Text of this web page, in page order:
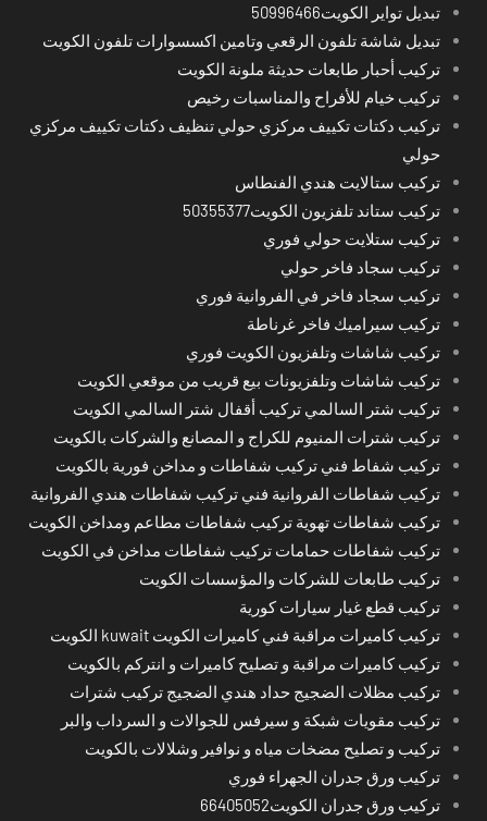
تبديل تواير الكويت50996466
تبديل شاشة تلفون الرقعي وتامين اكسسوارات تلفون الكويت
تركيب أحبار طابعات حديثة ملونة الكويت
تركيب خيام للأفراح والمناسبات رخيص
تركيب دكتات تكييف مركزي حولي تنظيف دكتات تكييف مركزي
حولي
تركيب ستالايت هندي الفنطاس
تركيب ستاند تلفزيون الكويت50355377
تركيب ستلايت حولي فوري
تركيب سجاد فاخر حولي
تركيب سجاد فاخر في الفروانية فوري
تركيب سيراميك فاخر غرناطة
تركيب شاشات وتلفزيون الكويت فوري
تركيب شاشات وتلفزيونات بيع قريب من موقعي الكويت
تركيب شتر السالمي تركيب أقفال شتر السالمي الكويت
تركيب شترات المنيوم للكراج و المصانع والشركات بالكويت
تركيب شفاط فني تركيب شفاطات و مداخن فورية بالكويت
تركيب شفاطات الفروانية فني تركيب شفاطات هندي الفروانية
تركيب شفاطات تهوية تركيب شفاطات مطاعم ومداخن الكويت
تركيب شفاطات حمامات تركيب شفاطات مداخن في الكويت
تركيب طابعات للشركات والمؤسسات الكويت
تركيب قطع غيار سيارات كورية
تركيب كاميرات مراقبة فني كاميرات الكويت kuwait الكويت
تركيب كاميرات مراقبة و تصليح كاميرات و انتركم بالكويت
تركيب مظلات الضجيج حداد هندي الضجيج تركيب شترات
تركيب مقويات شبكة و سيرفس للجوالات و السرداب والبر
تركيب و تصليح مضخات مياه و نوافير وشلالات بالكويت
تركيب ورق جدران الجهراء فوري
تركيب ورق جدران الكويت66405052